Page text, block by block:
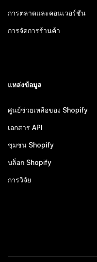
การตลาดและคอนเวอร์ชัน
การจัดการร้านค้า
แหล่งข้อมูล
ศูนย์ช่วยเหลือของ Shopify
เอกสาร API
ชุมชน Shopify
บล็อก Shopify
การวิจัย